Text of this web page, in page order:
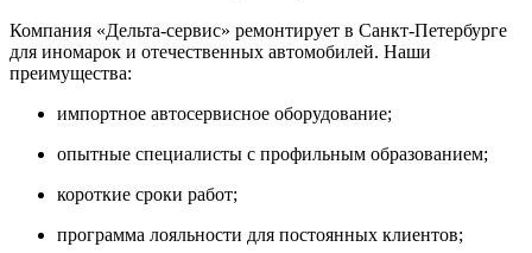
Компания «Дельта-сервис» ремонтирует в Санкт-Петербурге
для иномарок и отечественных автомобилей. Наши
преимущества:
импортное автосервисное оборудование;
опытные специалисты с профильным образованием;
короткие сроки работ;
программа лояльности для постоянных клиентов;